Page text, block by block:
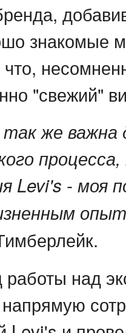
знакомые
что,
"свежий"
же важна
Levi's - моя
над